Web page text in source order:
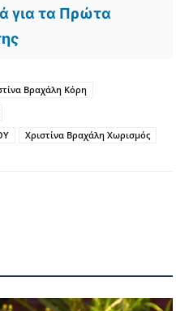
για τα Πρώτα
Βραχάλη Κόρη
Χριστίνα Βραχάλη Χωρισμός